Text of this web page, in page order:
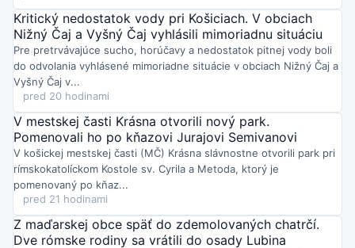
Štvrtok o 14:48
Košičanov na Borodáčovej a Krátkej čaká 6. augusta 2026
plánovaná odstávka pitnej vody.Dodávka bude prerušená od
14:00 do 19:00 pre práce na odstránení poruchy vodovodného
potrubia.
Štvrtok o 14:24
Cesta z Košíc na Jahodnú bude pre preteky XI. Jahodná Race
uzavretá v sobotu 9. augusta od 10:00 do 22:00a v nedeľu 10.
augusta od 8:00 do 18:00. Obyvatelia aj návštevníci by mali
prispôsobiť plán ciest týmto obmedzeniam.
Štvrtok o 13:52
Horúčavy v Trebišove plnia urgent: od pondelka do stredy
ošetrila nemocnica 120 pacientov
extrémnych teplôt. Najčastejšie išlo o dehydratáciu a kolapsy,
hospitalizáciu potrebovalo päť ľudí, najmä seniorov.
Štvrtok o 13:42
Kritický nedostatok vody pri Košiciach. V obciach
Nižný Čaj a Vyšný Čaj vyhlásili mimoriadnu situáciu
Pre pretrvávajúce sucho, horúčavy a nedostatok pitnej vody boli
do odvolania vyhlásené mimoriadne situácie v obciach Nižný Čaj a
Vyšný Čaj v...
pred 20 hodinami
V mestskej časti Krásna otvorili nový park.
Pomenovali ho po kňazovi Jurajovi Semivanovi
V košickej mestskej časti (MČ) Krásna slávnostne otvorili park pri
rímskokatolíckom Kostole sv. Cyrila a Metoda, ktorý je
pomenovaný po kňaz...
pred 21 hodinami
Z maďarskej obce späť do zdemolovaných chatrčí.
Dve rómske rodiny sa vrátili do osady Lubina